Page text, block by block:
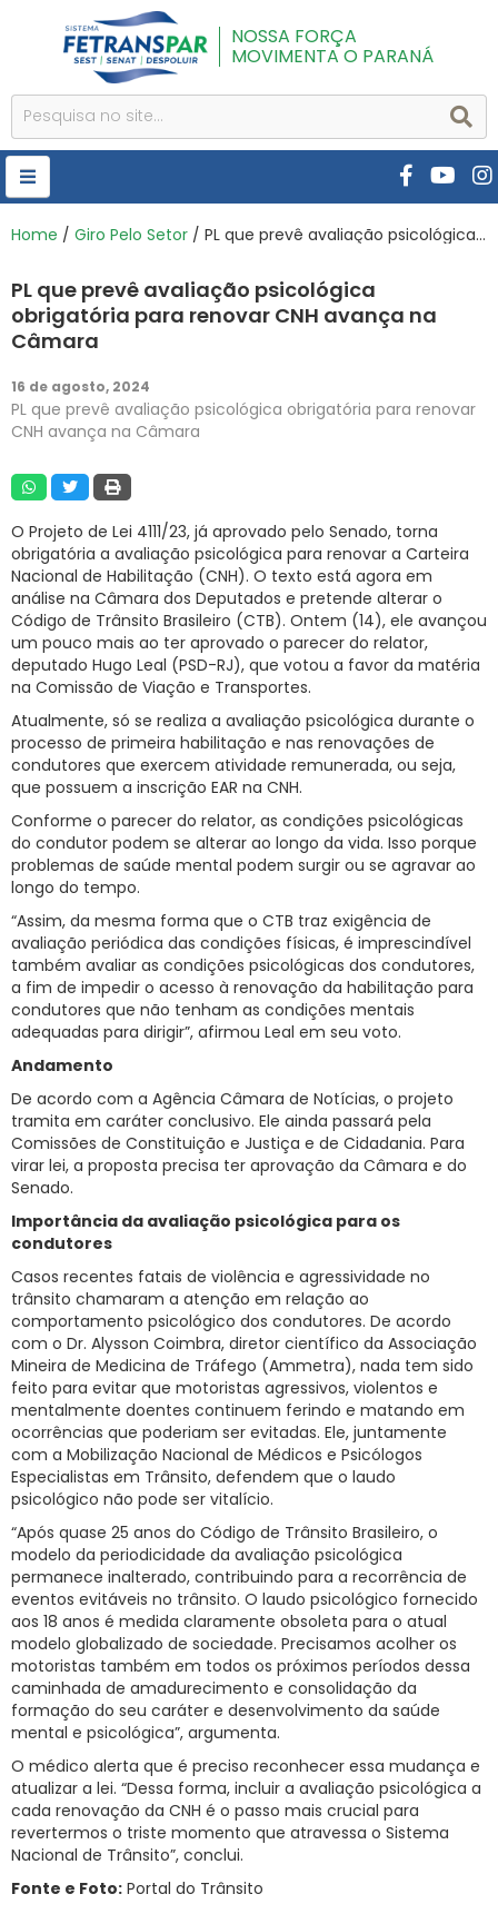
NOSSA FORÇA
MOVIMENTA O PARANÁ
HOME
PUBLICAÇÕES
CURSOS E EVENTOS
SEST SENAT
DESPOLUIR
AR INSTITUTO
RNTRC
CONTATO
Home / Giro Pelo Setor / PL que prevê avaliação psicológica obrigatória para renovar CNH avança na Câmara
PL que prevê avaliação psicológica
obrigatória para renovar CNH avança na
Câmara
16 de agosto, 2024
PL que prevê avaliação psicológica obrigatória para renovar
CNH avança na Câmara
O Projeto de Lei 4111/23, já aprovado pelo Senado, torna
obrigatória a avaliação psicológica para renovar a Carteira
Nacional de Habilitação (CNH). O texto está agora em
análise na Câmara dos Deputados e pretende alterar o
Código de Trânsito Brasileiro (CTB). Ontem (14), ele avançou
um pouco mais ao ter aprovado o parecer do relator,
deputado Hugo Leal (PSD-RJ), que votou a favor da matéria
na Comissão de Viação e Transportes.
Atualmente, só se realiza a avaliação psicológica durante o
processo de primeira habilitação e nas renovações de
condutores que exercem atividade remunerada, ou seja,
que possuem a inscrição EAR na CNH.
Conforme o parecer do relator, as condições psicológicas
do condutor podem se alterar ao longo da vida. Isso porque
problemas de saúde mental podem surgir ou se agravar ao
longo do tempo.
“Assim, da mesma forma que o CTB traz exigência de
avaliação periódica das condições físicas, é imprescindível
também avaliar as condições psicológicas dos condutores,
a fim de impedir o acesso à renovação da habilitação para
condutores que não tenham as condições mentais
adequadas para dirigir”, afirmou Leal em seu voto.
Andamento
De acordo com a Agência Câmara de Notícias, o projeto
tramita em caráter conclusivo. Ele ainda passará pela
Comissões de Constituição e Justiça e de Cidadania. Para
virar lei, a proposta precisa ter aprovação da Câmara e do
Senado.
Importância da avaliação psicológica para os
condutores
Casos recentes fatais de violência e agressividade no
trânsito chamaram a atenção em relação ao
comportamento psicológico dos condutores. De acordo
com o Dr. Alysson Coimbra, diretor científico da Associação
Mineira de Medicina de Tráfego (Ammetra), nada tem sido
feito para evitar que motoristas agressivos, violentos e
mentalmente doentes continuem ferindo e matando em
ocorrências que poderiam ser evitadas. Ele, juntamente
com a Mobilização Nacional de Médicos e Psicólogos
Especialistas em Trânsito, defendem que o laudo
psicológico não pode ser vitalício.
“Após quase 25 anos do Código de Trânsito Brasileiro, o
modelo da periodicidade da avaliação psicológica
permanece inalterado, contribuindo para a recorrência de
eventos evitáveis no trânsito. O laudo psicológico fornecido
aos 18 anos é medida claramente obsoleta para o atual
modelo globalizado de sociedade. Precisamos acolher os
motoristas também em todos os próximos períodos dessa
caminhada de amadurecimento e consolidação da
formação do seu caráter e desenvolvimento da saúde
mental e psicológica”, argumenta.
O médico alerta que é preciso reconhecer essa mudança e
atualizar a lei. “Dessa forma, incluir a avaliação psicológica a
cada renovação da CNH é o passo mais crucial para
revertermos o triste momento que atravessa o Sistema
Nacional de Trânsito”, conclui.
Fonte e Foto: Portal do Trânsito